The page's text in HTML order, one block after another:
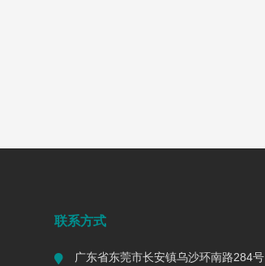
联系方式
广东省东莞市长安镇乌沙环南路284号